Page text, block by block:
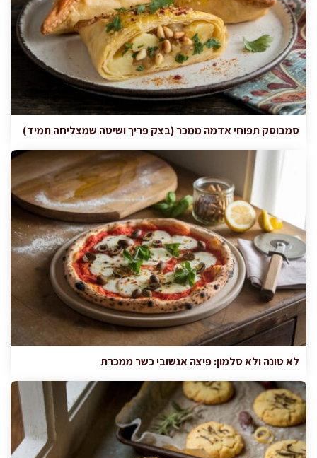
סמבוסק תפוחי אדמה ממכר (בצק פריך ושיטה שמצליחה תמיד)
לא טונה ולא סלמון: פיצה אנשובי כשר ממכרת